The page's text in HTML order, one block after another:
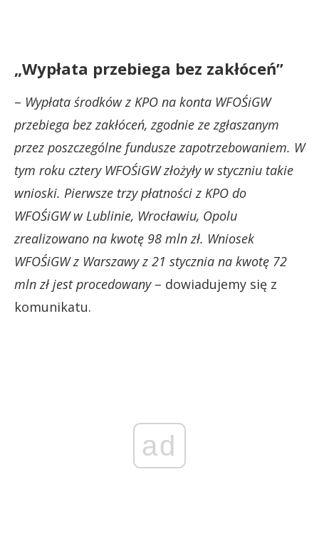
„Wypłata przebiega bez zakłóceń”
– Wypłata środków z KPO na konta WFOŚiGW
przebiega bez zakłóceń, zgodnie ze zgłaszanym
przez poszczególne fundusze zapotrzebowaniem. W
tym roku cztery WFOŚiGW złożyły w styczniu takie
wnioski. Pierwsze trzy płatności z KPO do
WFOŚiGW w Lublinie, Wrocławiu, Opolu
zrealizowano na kwotę 98 mln zł. Wniosek
WFOŚiGW z Warszawy z 21 stycznia na kwotę 72
mln zł jest procedowany– dowiadujemy się z
komunikatu.
ad